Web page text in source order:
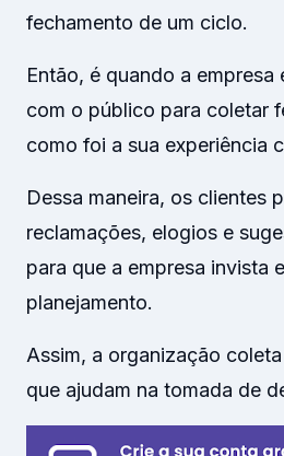
fechamento de um ciclo.
Então, é quando a empresa
com o público para coletar
como foi a sua experiência
Dessa maneira, os clientes
reclamações, elogios e
para que a empresa invista
planejamento.
Assim, a organização
que ajudam na tomada de